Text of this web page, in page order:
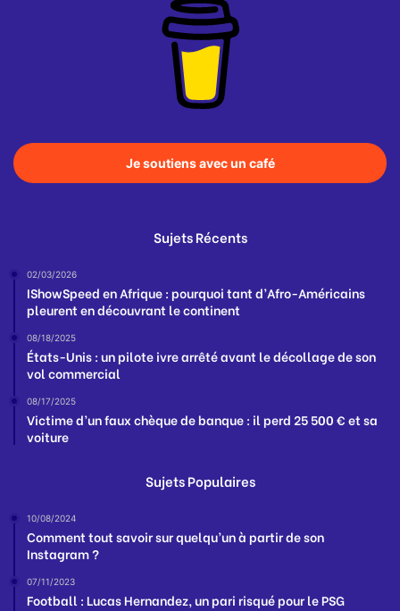
Je soutiens avec un café
Sujets Récents
02/03/2026
IShowSpeed en Afrique : pourquoi tant d’Afro-Américains
pleurent en découvrant le continent
08/18/2025
États-Unis : un pilote ivre arrêté avant le décollage de son
vol commercial
08/17/2025
Victime d’un faux chèque de banque : il perd 25 500 € et sa
voiture
Sujets Populaires
10/08/2024
Comment tout savoir sur quelqu’un à partir de son
Instagram ?
07/11/2023
Football : Lucas Hernandez, un pari risqué pour le PSG